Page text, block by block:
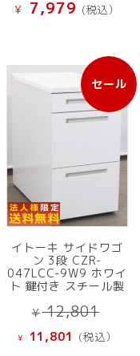
¥ 7,979 (税込）
セール
販
売
中
商
品
イトーキ サイドワゴ
ン 3段 CZR-
047LCC-9W9 ホワイ
ト 鍵付き スチール製
¥12,801
価
¥ 11,801 現
(税込）